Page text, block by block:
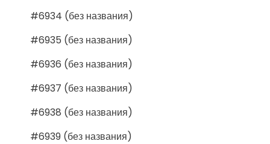
#6934 (без названия)
#6935 (без названия)
#6936 (без названия)
#6937 (без названия)
#6938 (без названия)
#6939 (без названия)